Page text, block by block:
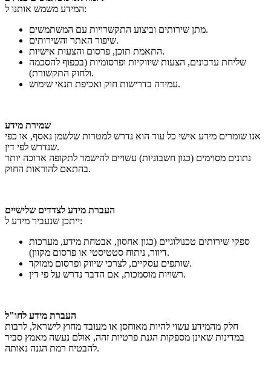
המידע משמש אותנו ל:
מתן שירותים וביצוע התקשרויות עם המשתמשים.
שיפור האתר והשירותים.
התאמת תוכן, פרסום והצעות אישיות.
שליחת עדכונים, הצעות שיווקיות ופרסומיות (בכפוף להסכמה
ולחוק התקשורת).
עמידה בדרישות חוק ואכיפת תנאי שימוש.
שמירת מידע
אנו שומרים מידע אישי כל עוד הוא נדרש למטרות שלשמן נאסף, או כפי
שנדרש לפי דין.
נתונים מסוימים (כגון חשבוניות) עשויים להישמר לתקופה ארוכה יותר
בהתאם להוראות החוק.
העברת מידע לצדדים שלישיים
ייתכן שנעביר מידע ל:
ספקי שירותים טכנולוגיים (כגון אחסון, אבטחת מידע, מערכות
דיוור, ניתוח סטטיסטי או פרסום מקוון).
שותפים עסקיים, לצרכי שיווק ופרסום ממוקד.
רשויות מוסמכות, אם הדבר נדרש על פי דין.
העברת מידע לחו"ל
חלק מהמידע עשוי להיות מאוחסן או מעובד מחוץ לישראל, לרבות
במדינות שאינן מספקות הגנת פרטיות זהה, אולם נעשה מאמץ סביר
להבטיח רמת הגנה נאותה.